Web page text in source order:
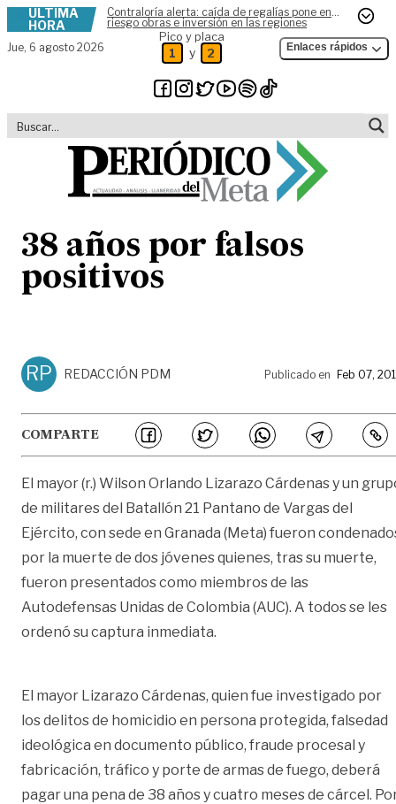
Skip to content
ÚLTIMA
HORA
Contraloría alerta: caída de regalías pone en
riesgo obras e inversión en las regiones
Jue, 6 agosto 2026
Pico y placa
1 y 2 Enlaces rápidos
38 años por falsos
positivos
RP REDACCIÓN PDM Publicado en Feb 07,
COMPARTE
El mayor (r.) Wilson Orlando Lizarazo Cárdenas y un
de militares del Batallón 21 Pantano de Vargas del
Ejército, con sede en Granada (Meta) fueron
por la muerte de dos jóvenes quienes, tras su muerte,
fueron presentados como miembros de las
Autodefensas Unidas de Colombia (AUC). A todos se les
ordenó su captura inmediata.
El mayor Lizarazo Cárdenas, quien fue investigado por
los delitos de homicidio en persona protegida, falsedad
ideológica en documento público, fraude procesal y
fabricación, tráfico y porte de armas de fuego, deberá
pagar una pena de 38 años y cuatro meses de cárcel.